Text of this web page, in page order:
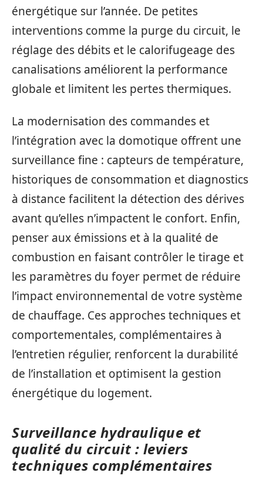
énergétique sur l’année. De petites
interventions comme la purge du circuit, le
réglage des débits et le calorifugeage des
canalisations améliorent la performance
globale et limitent les pertes thermiques.
La modernisation des commandes et
l’intégration avec la domotique offrent une
surveillance fine : capteurs de température,
historiques de consommation et diagnostics
à distance facilitent la détection des dérives
avant qu’elles n’impactent le confort. Enfin,
penser aux émissions et à la qualité de
combustion en faisant contrôler le tirage et
les paramètres du foyer permet de réduire
l’impact environnemental de votre système
de chauffage. Ces approches techniques et
comportementales, complémentaires à
l’entretien régulier, renforcent la durabilité
de l’installation et optimisent la gestion
énergétique du logement.
Surveillance hydraulique et
qualité du circuit : leviers
techniques complémentaires